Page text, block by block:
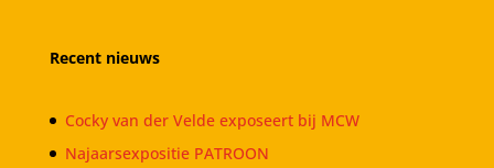
Recent nieuws
Cocky van der Velde exposeert bij MCW
Najaarsexpositie PATROON